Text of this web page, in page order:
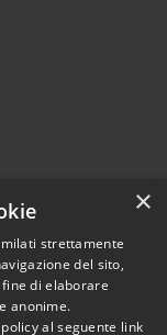
Copyright © 2023 •
di Noicàttaro
byMunicipium
×
strettamente
del sito,
di elaborare
anonime.
al seguente link